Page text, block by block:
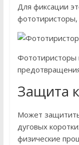
Для фиксации
фототиристоры,
Фототиристоры
Защита
Может
дуговых
физические